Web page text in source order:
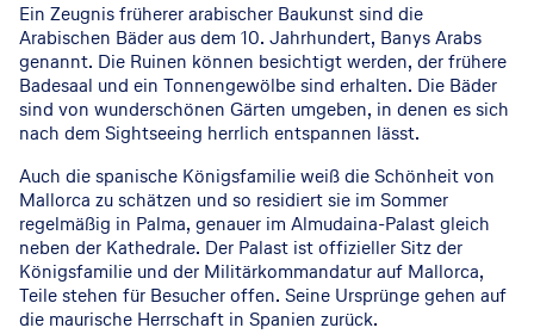
Ein Zeugnis früherer arabischer Baukunst sind die
Arabischen Bäder aus dem 10. Jahrhundert, Banys Arabs
genannt. Die Ruinen können besichtigt werden, der frühere
Badesaal und ein Tonnengewölbe sind erhalten. Die Bäder
sind von wunderschönen Gärten umgeben, in denen es sich
nach dem Sightseeing herrlich entspannen lässt.
Auch die spanische Königsfamilie weiß die Schönheit von
Mallorca zu schätzen und so residiert sie im Sommer
regelmäßig in Palma, genauer im Almudaina-Palast gleich
neben der Kathedrale. Der Palast ist offizieller Sitz der
Königsfamilie und der Militärkommandatur auf Mallorca,
Teile stehen für Besucher offen. Seine Ursprünge gehen auf
die maurische Herrschaft in Spanien zurück.